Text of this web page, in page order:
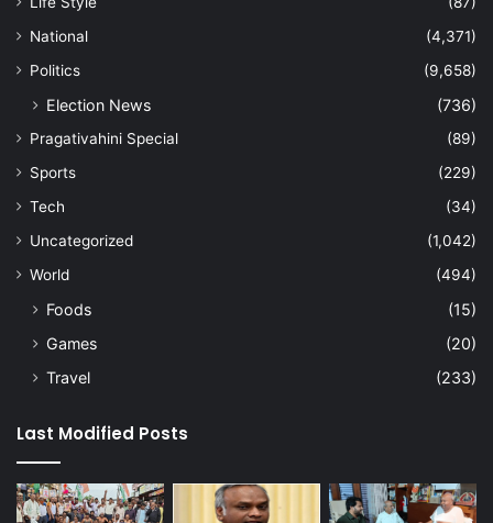
National
(4,371)
Politics
(9,658)
Election News (736)
Pragativahini Special
(89)
Sports
(229)
Tech
(34)
Uncategorized
(1,042)
World
(494)
Foods
(15)
Games
(20)
Travel
(233)
Last Modified Posts